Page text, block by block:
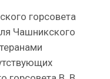
горсовета
Чашникского